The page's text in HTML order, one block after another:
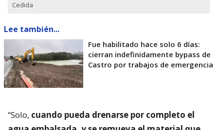
Cedida
Lee también...
Fue habilitado hace solo 6 días:
cierran indefinidamente bypass de
Castro por trabajos de emergencia
“Solo, cuando pueda drenarse por completo el